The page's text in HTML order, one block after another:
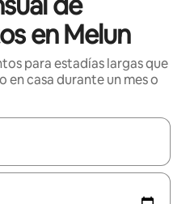
en Melun
para estadías largas que
en casa durante un mes o
estén disponibles, navega con